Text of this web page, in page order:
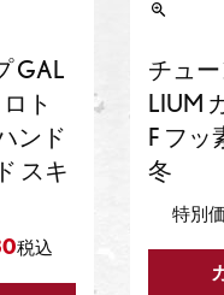
GAL
ト
ンド
スキ
税込
チュ
LIUM
F フッ
冬
特別